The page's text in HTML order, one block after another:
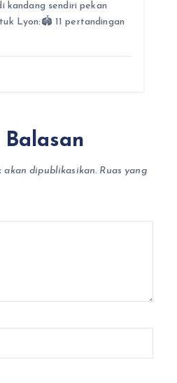
kandang sendiri pekan
Lyon:🏟️ 11 pertandingan
dipublikasikan. Ruas yang